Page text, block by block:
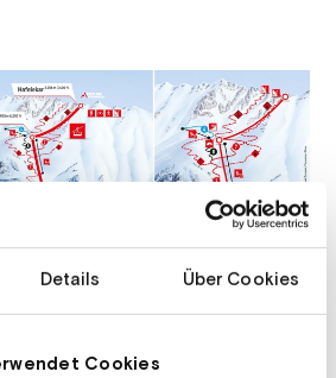
Details Über Cookies
Cookies